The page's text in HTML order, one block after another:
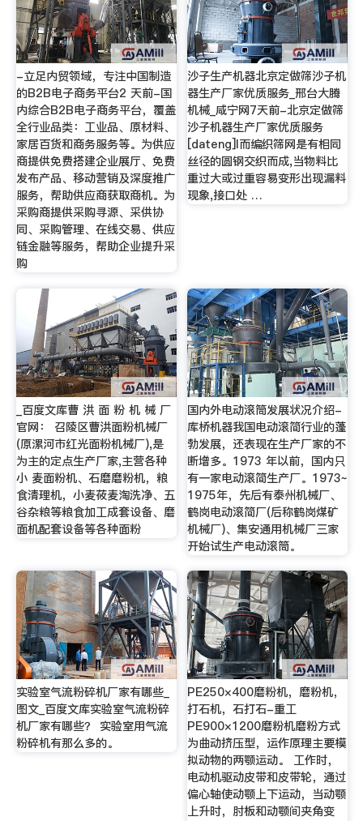
-立足内贸领域，专注中国制造
的B2B电子商务平台2 天前-国
内综合B2B电子商务平台，覆盖
全行业品类：工业品、原材料、
家居百货和商务服务等。为供应
商提供免费搭建企业展厅、免费
发布产品、移动营销及深度推广
服务，帮助供应商获取商机。为
采购商提供采购寻源、采供协
同、采购管理、在线交易、供应
链金融等服务，帮助企业提升采
购
沙子生产机器北京定做筛沙子机
器生产厂家优质服务_邢台大腾
机械_咸宁网7天前-北京定做筛
沙子机器生产厂家优质服务
[dateng]l而编织筛网是有相同
丝径的圆钢交织而成,当物料比
重过大或过重容易变形出现漏料
现象,接口处 …
_百度文库曹 洪 面 粉 机 械 厂
官网： 召陵区曹洪面粉机械厂
(原漯河市红光面粉机械厂),是
为主的定点生产厂家,主营各种
小 麦面粉机、石磨磨粉机，粮
食清理机，小麦莜麦淘洗净、五
谷杂粮等粮食加工成套设备、磨
面机配套设备等各种面粉
国内外电动滚筒发展状况介绍-
库桥机器我国电动滚简行业的蓬
勃发展，还表现在生产厂家的不
断增多。1973 年以前，国内只
有一家电动滚简生产厂。1973~
1975年，先后有泰州机械厂、
鹤岗电动滚简厂(后称鹤岗煤矿
机械厂)、集安通用机械厂三家
开始试生产电动滚筒。
实验室气流粉碎机厂家有哪些_
图文_百度文库实验室气流粉碎
机厂家有哪些？ 实验室用气流
粉碎机有那么多的。
PE250×400磨粉机，磨粉机，
打石机，石打石-重工
PE900×1200磨粉机磨粉方式
为曲动挤压型，运作原理主要模
拟动物的两颚运动。 工作时，
电动机驱动皮带和皮带轮，通过
偏心轴使动颚上下运动，当动颚
上升时，肘板和动颚间夹角变